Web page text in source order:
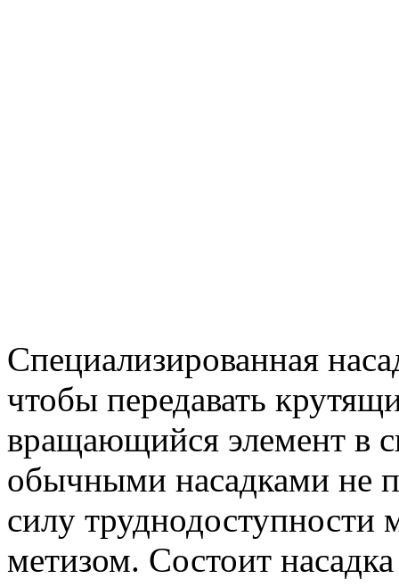
Специализированная
чтобы передавать
вращающийся элемент в
обычными насадками не
силу труднодоступности
метизом. Состоит